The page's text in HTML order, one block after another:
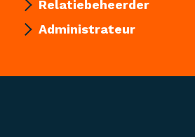
Relatiebeheerder
Administrateur